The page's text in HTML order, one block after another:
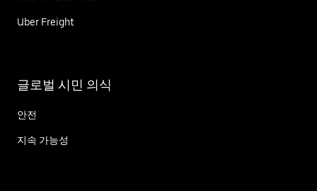
Uber Freight
글로벌 시민 의식
안전
지속 가능성